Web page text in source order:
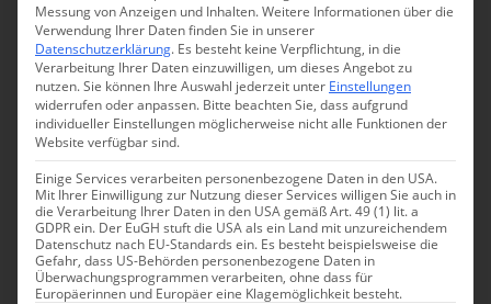
Die neue Leichtigkeit:
Jakobsmuscheln auf Sellerie-Crème
mit Apfel-Jalapeño-Salsa
Einfach, aber doch mal was anderes.
SÜDBADEN DEUTSCHLAND
Messung von Anzeigen und Inhalten.Weitere Informationen über die
Verwendung Ihrer Daten finden Sie in unserer
Datenschutzerklärung. Es besteht keine Verpflichtung, in die
Verarbeitung Ihrer Daten einzuwilligen, um dieses Angebot zu
nutzen.Sie können Ihre Auswahl jederzeit unter Einstellungen
widerrufen oder anpassen. Bitte beachten Sie, dass aufgrund
individueller Einstellungen möglicherweise nicht alle Funktionen der
Website verfügbar sind.
Einige Services verarbeiten personenbezogene Daten in den USA.
Mit Ihrer Einwilligung zur Nutzung dieser Services willigen Sie auch in
die Verarbeitung Ihrer Daten in den USA gemäß Art. 49 (1) lit. a
GDPR ein. Der EuGH stuft die USA als ein Land mit unzureichendem
Datenschutz nach EU-Standards ein. Es besteht beispielsweise die
Gefahr, dass US-Behörden personenbezogene Daten in
Überwachungsprogrammen verarbeiten, ohne dass für
Europäerinnen und Europäer eine Klagemöglichkeit besteht.